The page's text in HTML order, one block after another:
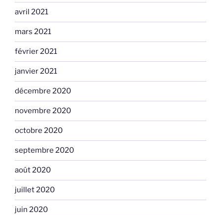
avril 2021
mars 2021
février 2021
janvier 2021
décembre 2020
novembre 2020
octobre 2020
septembre 2020
août 2020
juillet 2020
juin 2020